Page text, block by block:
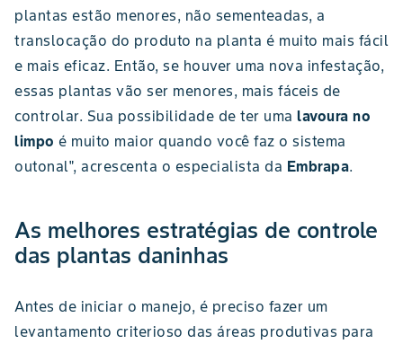
plantas estão menores, não sementeadas, a
translocação do produto na planta é muito mais fácil
e mais eficaz. Então, se houver uma nova infestação,
essas plantas vão ser menores, mais fáceis de
controlar. Sua possibilidade de ter uma lavoura no
limpo é muito maior quando você faz o sistema
outonal", acrescenta o especialista da Embrapa.
As melhores estratégias de controle
das plantas daninhas
Antes de iniciar o manejo, é preciso fazer um
levantamento criterioso das áreas produtivas para